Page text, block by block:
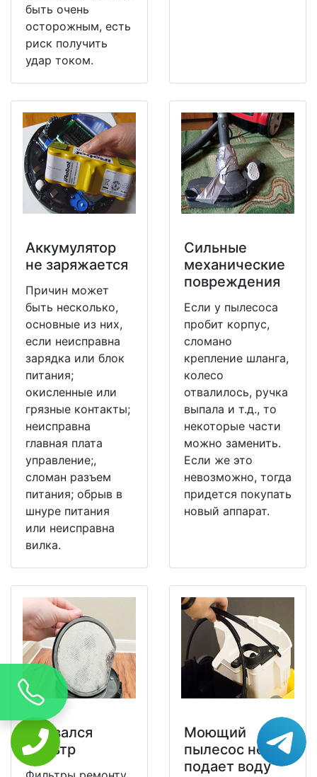
быть очень
осторожным, есть
риск получить
удар током.
Аккумулятор
не заряжается
Причин может
быть несколько,
основные из них,
если неисправна
зарядка или блок
питания;
окисленные или
грязные контакты;
неисправна
главная плата
управление;,
сломан разъем
питания; обрыв в
шнуре питания
или неисправна
вилка.
Сильные
механические
повреждения
Если у пылесоса
пробит корпус,
сломано
крепление шланга,
колесо
отвалилось, ручка
выпала и т.д., то
некоторые части
можно заменить.
Если же это
невозможно, тогда
придется покупать
новый аппарат.
Порвался
фильтр
Моющий
пылесос не
подает воду